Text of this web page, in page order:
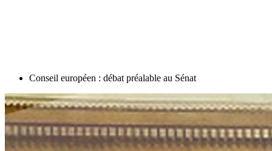
Conseil européen : débat préalable au Sénat